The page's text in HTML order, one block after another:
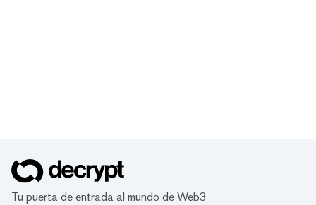
Tu puerta de entrada al mundo de Web3